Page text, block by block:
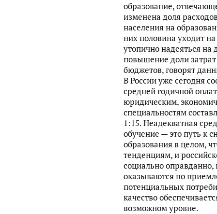
образование,
изменена доля
населения на
них половина уходит
утопично надеяться на
повышение доли
бюджетов, говорят
В России уже сегодня
средней годичной
юридическим,
специальностям
1:15. Неадекватная
обучение — это путь к
образования в целом,
тенденциям, и
социально оправданно,
оказываются по
потенциальных
качество
возможном уровне.